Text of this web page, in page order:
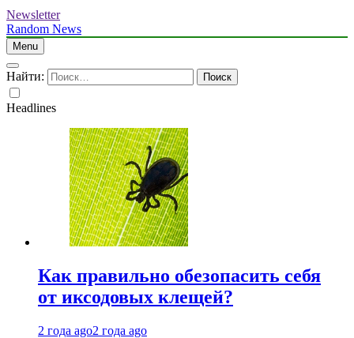
Newsletter
Random News
Menu
Найти:
Headlines
Как правильно обезопасить себя
от иксодовых клещей?
2 года ago2 года ago